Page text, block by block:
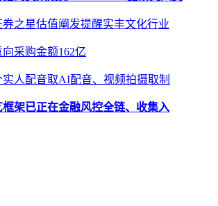
券之星估值阐发提醒实丰文化行业
采购金额162亿
实人配音取AI配音、视频拍摄取制
框架已正在金融风控全链、收集入